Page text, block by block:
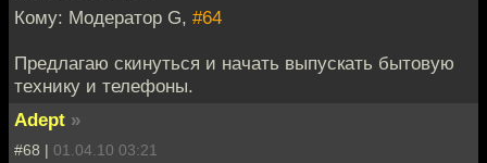
Кому: Модератор G, #64
Предлагаю скинуться и начать выпускать бытовую
технику и телефоны.
Adept »
#68 | 01.04.10 03:21